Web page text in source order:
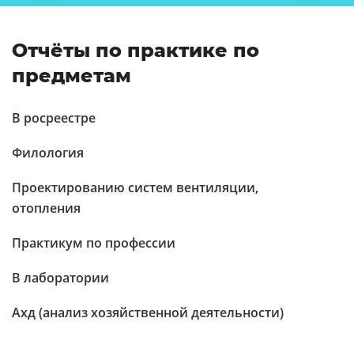
Отчёты по практике по
предметам
В росреестре
Филология
Проектированию систем вентиляции,
отопления
Практикум по профессии
В лаборатории
Ахд (анализ хозяйственной деятельности)